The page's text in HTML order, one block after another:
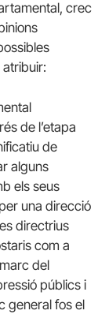
crec
atribuir:
de l’etapa
de
alguns
els seus
una direcció
directrius
com a
del
públics i
general fos el